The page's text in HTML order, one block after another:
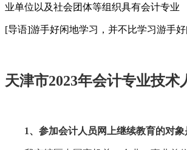
业单位以及社会团体等组织具有会计专业
[导语]游手好闲地学习，并不比学习游手好
天津市2023年会计专业技术
1、参加会计人员网上继续教育的对象